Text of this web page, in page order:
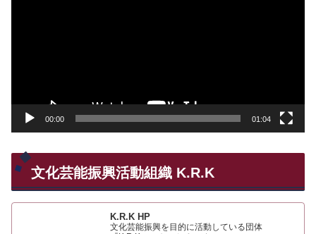
00:00 01:04
文化芸能振興活動組織 K.R.K
K.R.K HP
文化芸能振興を目的に活動している団体